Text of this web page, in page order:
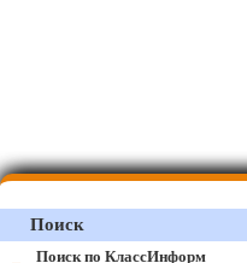
Поиск
Поиск по КлассИнформ